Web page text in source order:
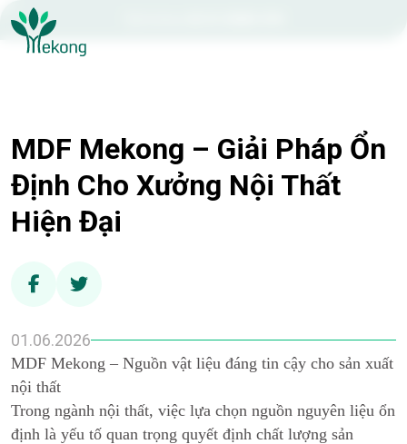
MDF Mekong – Giải Pháp Ổn
Định Cho Xưởng Nội Thất
Hiện Đại
01.06.2026
MDF Mekong – Nguồn vật liệu đáng tin cậy cho sản xuất
nội thất
Trong ngành nội thất, việc lựa chọn nguồn nguyên liệu ổn
định là yếu tố quan trọng quyết định chất lượng sản